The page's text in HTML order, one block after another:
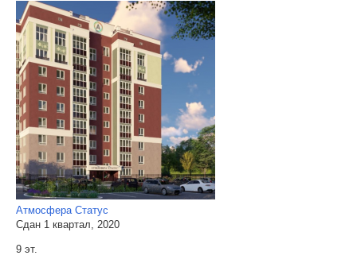
Атмосфера Статус
Сдан 1 квартал, 2020
9 эт.